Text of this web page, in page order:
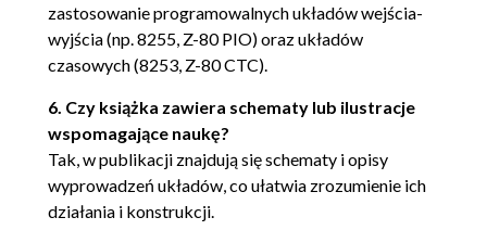
Rozdział 5. Pamięci dynamiczne (79)
Przegląd układów pamięci DRAM (79)
Rozdział 6. Układy równoległego wejścia-wyjścia (97)
Programowalne układy wejścia-wyjścia (97)
Układ 8255 (98)
Układ Z-80 PIO (99)
zastosowanie programowalnych układów wejścia-
wyjścia (np. 8255, Z-80 PIO) oraz układów
czasowych (8253, Z-80 CTC).
6. Czy książka zawiera schematy lub ilustracje
wspomagające naukę?
Tak, w publikacji znajdują się schematy i opisy
wyprowadzeń układów, co ułatwia zrozumienie ich
działania i konstrukcji.